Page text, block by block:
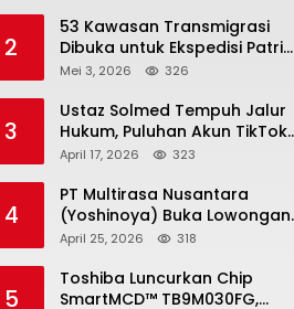
2
53 Kawasan Transmigrasi
Dibuka untuk Ekspedisi Patriot
2026, Pendaftaran Ditutup 21
Mei 3, 2026 326
3
Ustaz Solmed Tempuh Jalur
Hukum, Puluhan Akun TikTok
dan Instagram Dilaporkan
April 17, 2026 323
4
PT Multirasa Nusantara
(Yoshinoya) Buka Lowongan
Operator Warehouse 2026,
April 25, 2026 318
5
Toshiba Luncurkan Chip
SmartMCD™ TB9M030FG,